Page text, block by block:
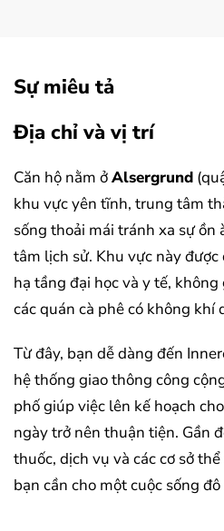
Sự miêu tả
Địa chỉ và vị trí
Căn hộ nằm ởAlsergrund
khu vực yên tĩnh, trung tâm
sống thoải mái tránh xa sự ồn
tâm lịch sử. Khu vực này được
hạ tầng đại học và y tế,
các quán cà phê có không khí
Từ đây, bạn dễ dàng đến
hệ thống giao thông công
phố giúp việc lên kế hoạch
ngày trở nên thuận tiện. Gần
thuốc, dịch vụ và các cơ sở
bạn cần cho một cuộc sống